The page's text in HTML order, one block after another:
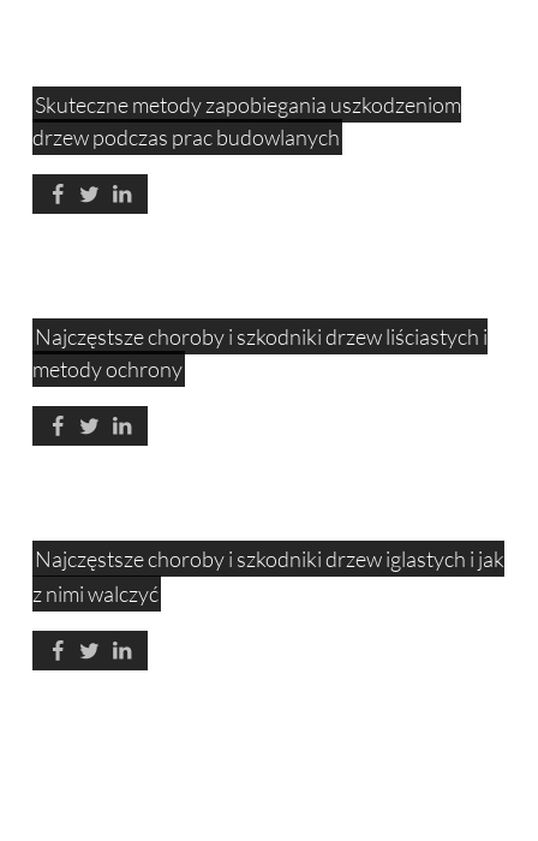
Skuteczne metody zapobiegania uszkodzeniom
drzew podczas prac budowlanych
Najczęstsze choroby i szkodniki drzew liściastych i
metody ochrony
Najczęstsze choroby i szkodniki drzew iglastych i jak
z nimi walczyć